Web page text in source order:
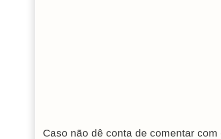
Caso não dê conta de comentar